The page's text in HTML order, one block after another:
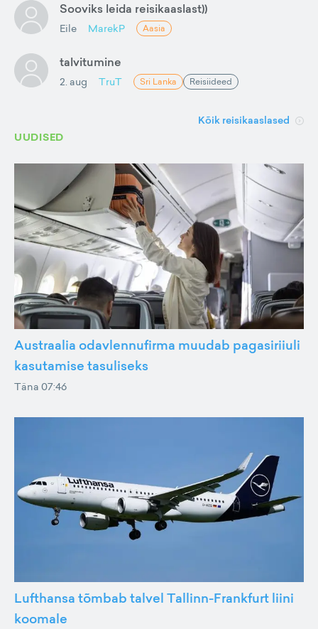
Sooviks leida reisikaaslast))
Eile MarekP Aasia
talvitumine
2. aug TruT Sri Lanka Reisiideed
Kõik reisikaaslased
UUDISED
Austraalia odavlennufirma muudab pagasiriiuli
kasutamise tasuliseks
Täna 07:46
Lufthansa tõmbab talvel Tallinn-Frankfurt liini
koomale